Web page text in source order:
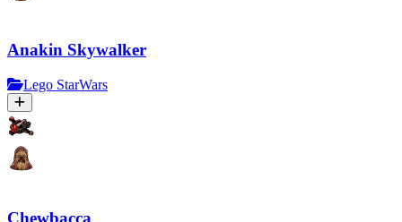
Anakin Skywalker
Lego StarWars
Chewbacca